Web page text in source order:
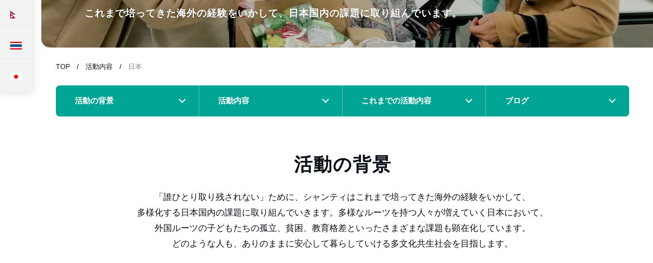
これまで培ってきた海外の経験をいかして、日本国内の課題に取り組んでいます。
TOP 活動内容 日本
活動の背景 活動内容 これまでの活動内容 ブログ
活動の背景
「誰ひとり取り残されない」ために、シャンティはこれまで培ってきた海外の経験をいかして、
多様化する日本国内の課題に取り組んでいきます。多様なルーツを持つ人々が増えていく日本において、
外国ルーツの子どもたちの孤立、貧困、教育格差といったさまざまな課題も顕在化しています。
どのような人も、ありのままに安心して暮らしていける多文化共生社会を目指します。